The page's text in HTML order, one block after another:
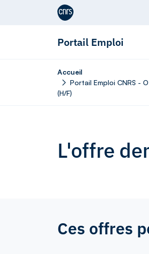
Aller au contenu
Portail Emploi
Accueil
Portail Emploi CNRS -
(H/F)
L'offre
Ces offres